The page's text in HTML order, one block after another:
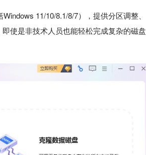
11/10/8.1/8/7），提供分区调整、
使是非技术人员也能轻松完成复杂的磁盘